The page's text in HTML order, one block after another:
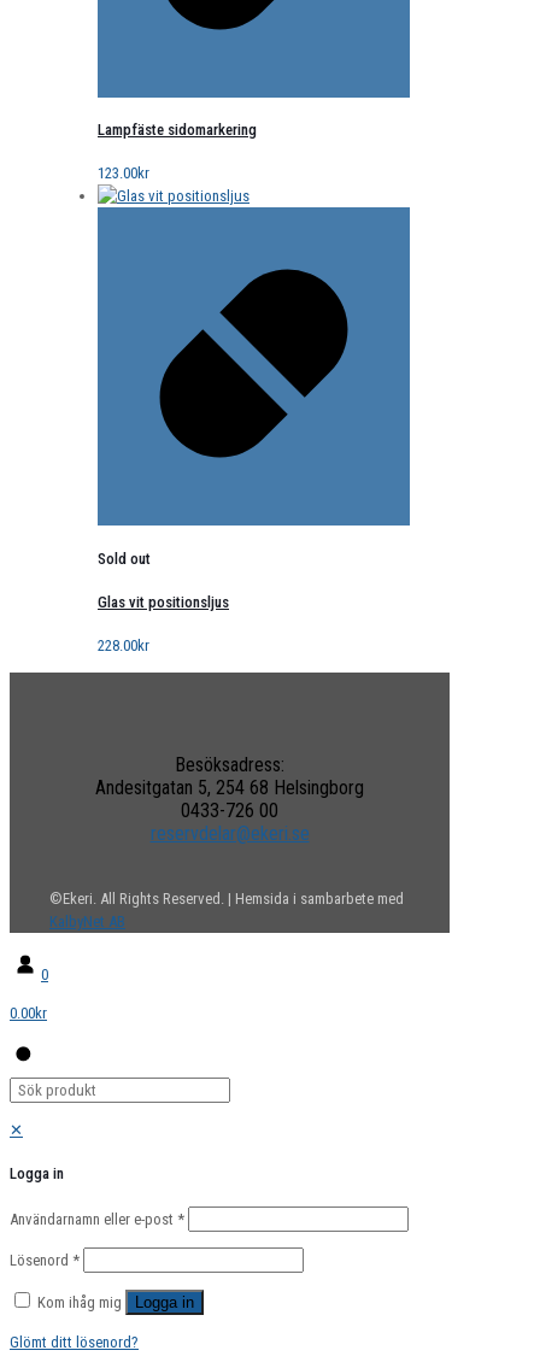
Lampfäste sidomarkering
123.00kr
Sold out
Glas vit positionsljus
228.00kr
Besöksadress:
Andesitgatan 5, 254 68 Helsingborg
0433-726 00
reservdelar@ekeri.se
©Ekeri. All Rights Reserved. | Hemsida i sambarbete med
KalbyNet AB
0
0.00kr
✕
Logga in
Användarnamn eller e-post *
Lösenord *
Kom ihåg mig Logga in
Glömt ditt lösenord?